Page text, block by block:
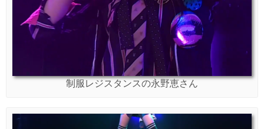
制服レジスタンスの永野恵さん